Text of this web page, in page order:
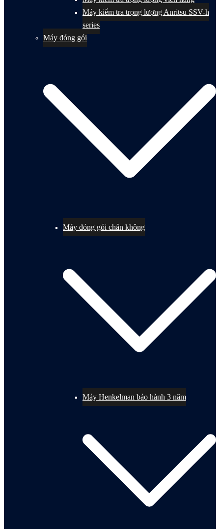
Máy kiểm tra trọng lượng Anritsu SSV-h
series
Máy đóng gói
Máy đóng gói chân không
Máy Henkelman bảo hành 3 năm